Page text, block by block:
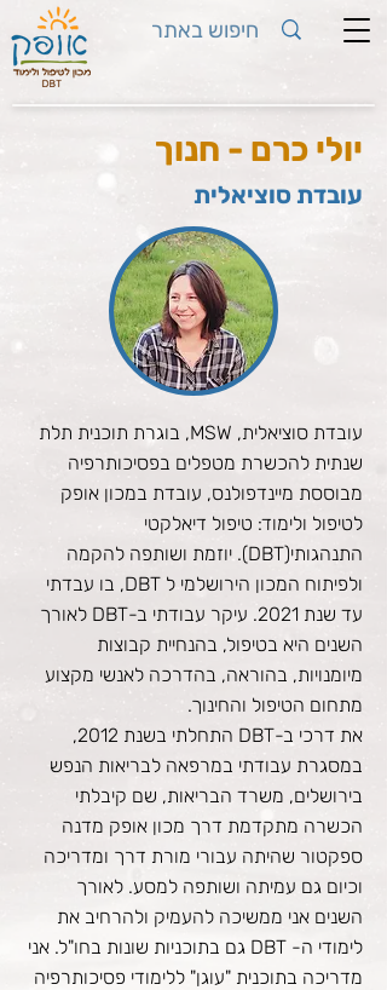
יולי כרם - חנוך
עובדת סוציאלית
עובדת סוציאלית, MSW, בוגרת תוכנית תלת
שנתית להכשרת מטפלים בפסיכותרפיה
מבוססת מיינדפולנס, עובדת במכון אופק
לטיפול ולימוד: טיפול דיאלקטי
התנהגותי(DBT). יוזמת ושותפה להקמה
ולפיתוח המכון הירושלמי ל DBT, בו עבדתי
עד שנת 2021. עיקר עבודתי ב-DBT לאורך
השנים היא בטיפול, בהנחיית קבוצות
מיומנויות, בהוראה, בהדרכה לאנשי מקצוע
מתחום הטיפול והחינוך.
את דרכי ב-DBT התחלתי בשנת 2012,
במסגרת עבודתי במרפאה לבריאות הנפש
בירושלים, משרד הבריאות, שם קיבלתי
הכשרה מתקדמת דרך מכון אופק מדנה
ספקטור שהיתה עבורי מורת דרך ומדריכה
וכיום גם עמיתה ושותפה למסע. לאורך
השנים אני ממשיכה להעמיק ולהרחיב את
לימודי ה- DBT גם בתוכניות שונות בחו"ל. אני
מדריכה בתוכנית "עוגן" ללימודי פסיכותרפיה